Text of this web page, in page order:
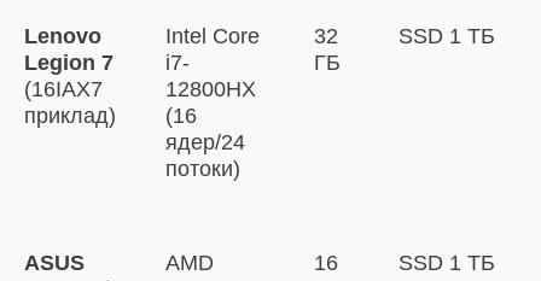
Lenovo
Legion 7
(16IAX7
приклад)
Intel Core
i7-
12800HX
(16
ядер/24
потоки)
32
ГБ
SSD 1 ТБ
ASUS
AMD
16
SSD 1 ТБ